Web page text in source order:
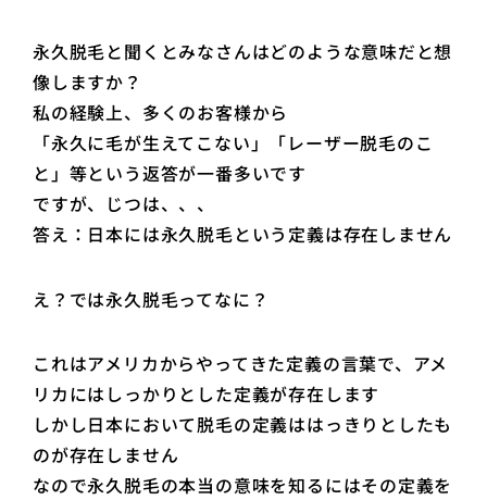
永久脱毛と聞くとみなさんはどのような意味だと想
像しますか？
私の経験上、多くのお客様から
「永久に毛が生えてこない」「レーザー脱毛のこ
と」等という返答が一番多いです
ですが、じつは、、、
答え：日本には永久脱毛という定義は存在しません
え？では永久脱毛ってなに？
これはアメリカからやってきた定義の言葉で、アメ
リカにはしっかりとした定義が存在します
しかし日本において脱毛の定義ははっきりとしたも
のが存在しません
なので永久脱毛の本当の意味を知るにはその定義を